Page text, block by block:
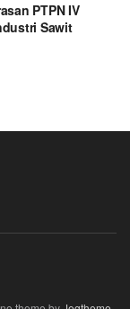
PTPN IV
Sawit